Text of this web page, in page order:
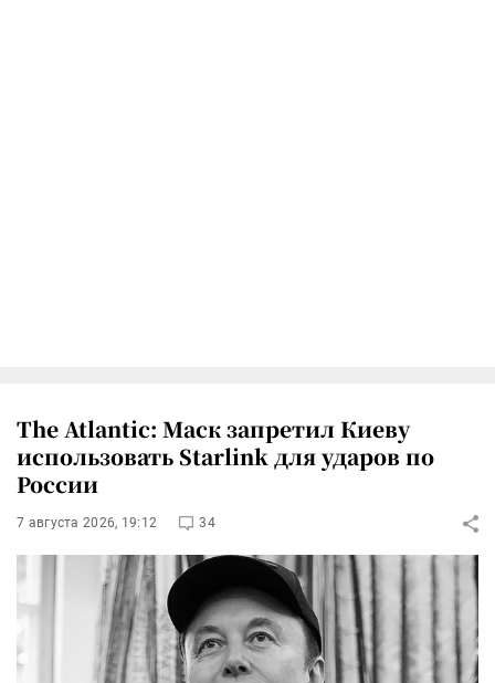
The Atlantic: Маск запретил Киеву
использовать Starlink для ударов по
России
7 августа 2026, 19:12 34